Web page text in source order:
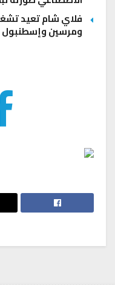
فلاي شام تعيد
ومرسين وإسطنبول